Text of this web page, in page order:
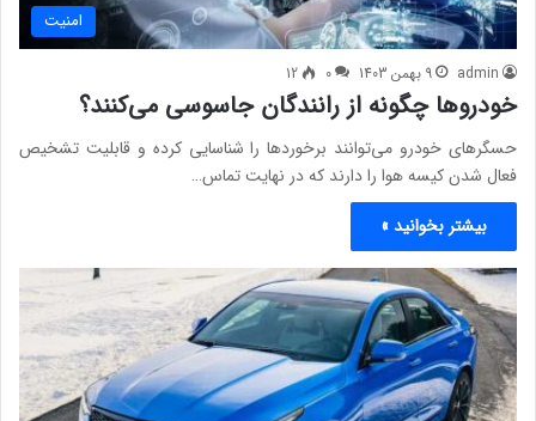
امنيت
admin 9 بهمن 1403 0
12
خودروها چگونه از رانندگان جاسوسی می‌کنند؟
حسگرهای خودرو می‌توانند برخوردها را شناسایی کرده و قابلیت تشخیص
فعال شدن کیسه هوا را دارند که در نهایت تماس…
بیشتر بخوانید »